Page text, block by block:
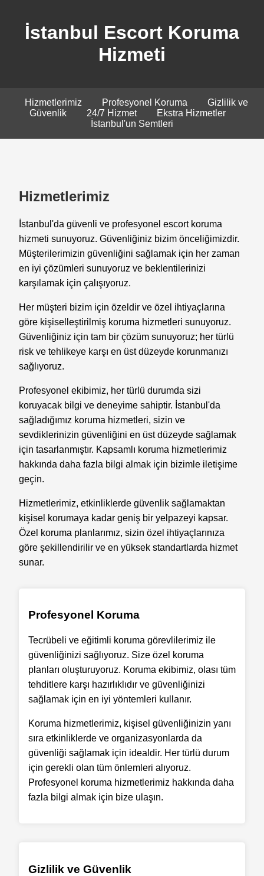
İstanbul Escort Koruma
Hizmeti
Hizmetlerimiz Profesyonel Koruma
Gizlilik ve
Güvenlik
24/7 Hizmet
Ekstra Hizmetler
İstanbul'un Semtleri
Hizmetlerimiz
İstanbul'da güvenli ve profesyonel escort koruma
hizmeti sunuyoruz. Güvenliğiniz bizim önceliğimizdir.
Müşterilerimizin güvenliğini sağlamak için her zaman
en iyi çözümleri sunuyoruz ve beklentilerinizi
karşılamak için çalışıyoruz.
Her müşteri bizim için özeldir ve özel ihtiyaçlarına
göre kişiselleştirilmiş koruma hizmetleri sunuyoruz.
Güvenliğiniz için tam bir çözüm sunuyoruz; her türlü
risk ve tehlikeye karşı en üst düzeyde korunmanızı
sağlıyoruz.
Profesyonel ekibimiz, her türlü durumda sizi
koruyacak bilgi ve deneyime sahiptir. İstanbul'da
sağladığımız koruma hizmetleri, sizin ve
sevdiklerinizin güvenliğini en üst düzeyde sağlamak
için tasarlanmıştır. Kapsamlı koruma hizmetlerimiz
hakkında daha fazla bilgi almak için bizimle iletişime
geçin.
Hizmetlerimiz, etkinliklerde güvenlik sağlamaktan
kişisel korumaya kadar geniş bir yelpazeyi kapsar.
Özel koruma planlarımız, sizin özel ihtiyaçlarınıza
göre şekillendirilir ve en yüksek standartlarda hizmet
sunar.
Profesyonel Koruma
Tecrübeli ve eğitimli koruma görevlilerimiz ile
güvenliğinizi sağlıyoruz. Size özel koruma
planları oluşturuyoruz. Koruma ekibimiz, olası tüm
tehditlere karşı hazırlıklıdır ve güvenliğinizi
sağlamak için en iyi yöntemleri kullanır.
Koruma hizmetlerimiz, kişisel güvenliğinizin yanı
sıra etkinliklerde ve organizasyonlarda da
güvenliği sağlamak için idealdir. Her türlü durum
için gerekli olan tüm önlemleri alıyoruz.
Profesyonel koruma hizmetlerimiz hakkında daha
fazla bilgi almak için bize ulaşın.
Gizlilik ve Güvenlik